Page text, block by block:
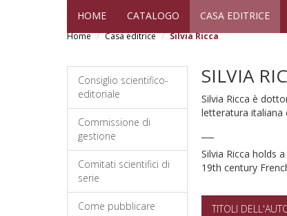
HOME CATALOGO CASA EDITRICE
Home Casa editrice Silvia Ricca
Consiglio scientifico-
editoriale
Commissione di
gestione
Comitati scientifici di
serie
Come pubblicare
SILVIA
Silvia Ricca è
letteratura italiana
Silvia Ricca holds
19th century
TITOLI